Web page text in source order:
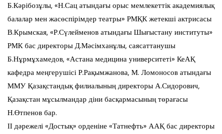
Б.Кәрібозұлы, «Н.Сац атындағы орыс мемлекеттік академиялық
балалар мен жасөспірімдер театры» РМҚК жетекші актрисасы
В.Крымская, «Р.Сүлейменов атындағы Шығыстану институты»
РМК бас директоры Д.Мәсімханұлы, саясаттанушы
Б.Нұрмұхамедов, «Астана медицина университеті» КеАҚ
кафедра меңгерушісі Р.Рақымжанова, М. Ломоносов атындағы
ММУ Қазақстандық филиалының директоры А.Сидорович,
Қазақстан мұсылмандар діни басқармасының төрағасы
Н.Өтпенов бар.
ІІ дәрежелі «Достық» орденіне «Татнефть» ААҚ бас директоры